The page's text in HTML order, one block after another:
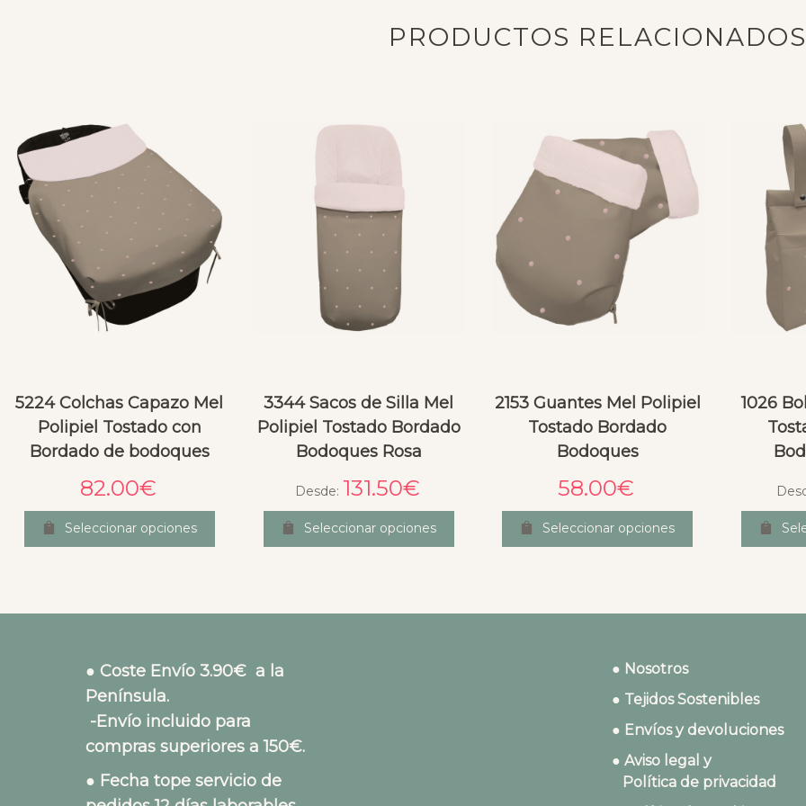
PRODUCTOS RELACIONADOS
5224 Colchas Capazo Mel
Polipiel Tostado con
Bordado de bodoques
82.00€
Seleccionar opciones
3344 Sacos de Silla Mel
Polipiel Tostado Bordado
Bodoques Rosa
Desde: 131.50€
Seleccionar opciones
2153 Guantes Mel Polipiel
Tostado Bordado
Bodoques
58.00€
Seleccionar opciones
1026
● Coste Envío 3.90€ a la
Península.
-Envío incluido para
compras superiores a 150€.
● Fecha tope servicio de
● Nosotros
● Tejidos Sostenibles
● Envíos y devoluciones
● Aviso legal y
Política de privacidad